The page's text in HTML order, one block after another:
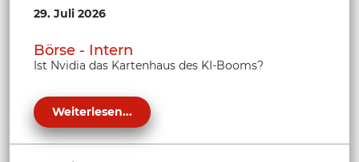
29. Juli 2026
Börse - Intern
Ist Nvidia das Kartenhaus des KI-Booms?
Weiterlesen...